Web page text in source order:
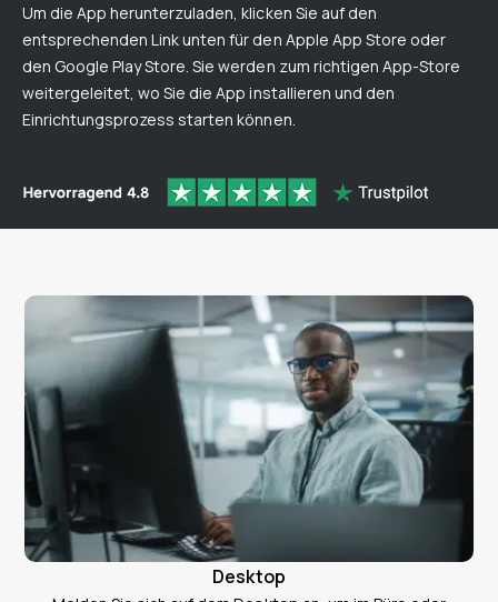
Um die App herunterzuladen, klicken Sie auf den
entsprechenden Link unten für den Apple App Store oder
den Google Play Store. Sie werden zum richtigen App-Store
weitergeleitet, wo Sie die App installieren und den
Einrichtungsprozess starten können.
Desktop